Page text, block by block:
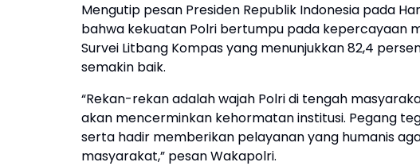
Mengutip pesan Presiden Republik Indonesia pada
bahwa kekuatan Polri bertumpu pada kepercayaan
Survei Litbang Kompas yang menunjukkan 82,4
semakin baik.
“Rekan-rekan adalah wajah Polri di tengah
akan mencerminkan kehormatan institusi. Pegang
serta hadir memberikan pelayanan yang humanis
masyarakat,” pesan Wakapolri.